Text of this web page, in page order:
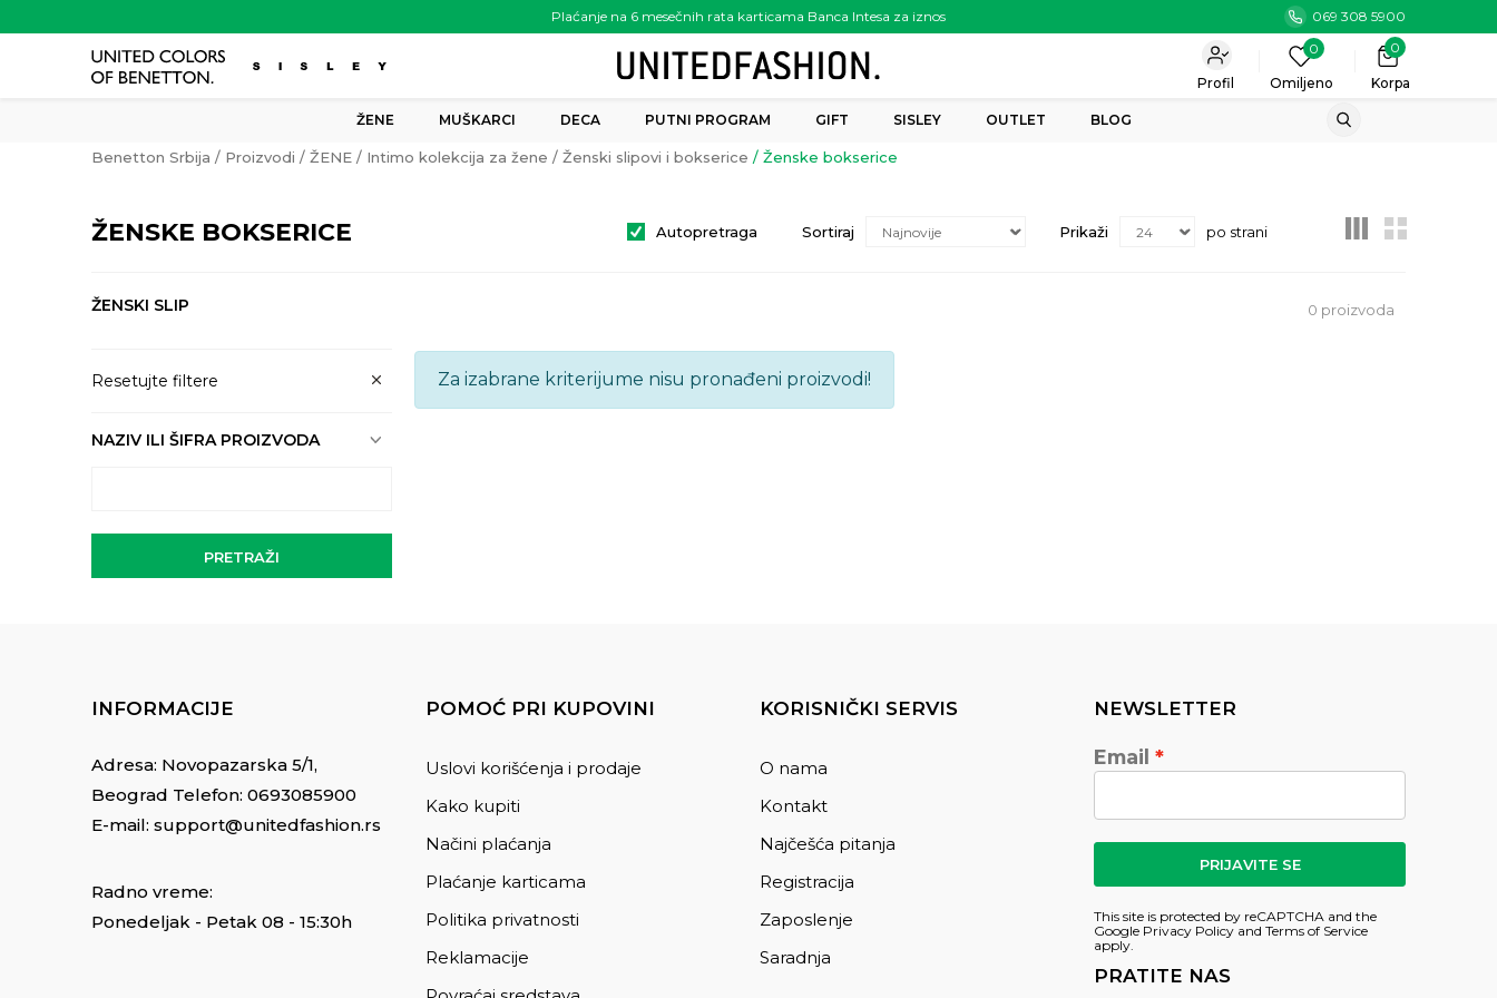
Plaćanje na 6 mesečnih rata karticama Banca Intesa za iznos
preko 6.000.00 rsd
069 308 5900
Korpa
0
0
Omiljeno
Profil
ŽENE MUŠKARCI DECA PUTNI PROGRAM GIFT SISLEY OUTLET BLOG
Benetton Srbija Proizvodi ŽENE Intimo kolekcija za žene Ženski slipovi i bokserice Ženske bokserice
ŽENSKE BOKSERICE Autopretraga Sortiraj Prikaži po strani
ŽENSKI SLIP
Resetujte filtere
NAZIV ILI ŠIFRA PROIZVODA
PRETRAŽI
0 proizvoda
Za izabrane kriterijume nisu pronađeni proizvodi!
INFORMACIJE
Adresa: Novopazarska 5/1,
Beograd Telefon: 0693085900
E-mail: support@unitedfashion.rs
Radno vreme:
Ponedeljak - Petak 08 - 15:30h
POMOĆ PRI KUPOVINI
Uslovi korišćenja i prodaje
Kako kupiti
Načini plaćanja
Plaćanje karticama
Politika privatnosti
Reklamacije
KORISNIČKI SERVIS
O nama
Kontakt
Najčešća pitanja
Registracija
Zaposlenje
Saradnja
NEWSLETTER
Email
PRIJAVITE SE
This site is protected by reCAPTCHA and the
Google Privacy Policy and Terms of Service
apply.
PRATITE NAS